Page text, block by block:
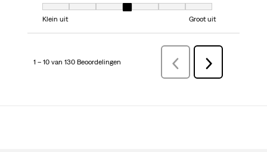
Model, 4 van 7, waarbij 1 gelijk is aan Klein uit en 7 gelijk is aan Groot uit
Klein uit
Groot uit
1 – 10 van 130 Beoordelingen VorigeBeoordelingen
Volgende
Beoordelingen